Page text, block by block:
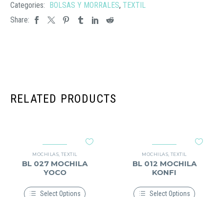
Categories: BOLSAS Y MORRALES, TEXTIL
Share:
RELATED PRODUCTS
MOCHILAS TEXTIL
BL 027 MOCHILA
YOCO
Select Options
MOCHILAS TEXTIL
BL 012 MOCHILA
KONFI
Select Options